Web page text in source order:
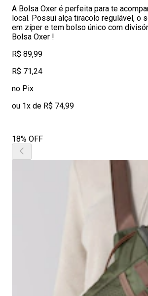
A Bolsa Oxer é perfeita para te
local. Possui alça tiracolo regulável, o
em zíper e tem bolso único com
Bolsa Oxer !
R$ 89,99
R$ 71,24
no Pix
ou 1x de R$ 74,99
18% OFF